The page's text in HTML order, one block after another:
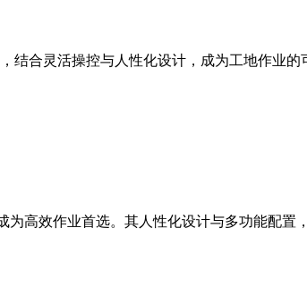
结合灵活操控与人性化设计，成为工地作业的
高效作业首选。其人性化设计与多功能配置